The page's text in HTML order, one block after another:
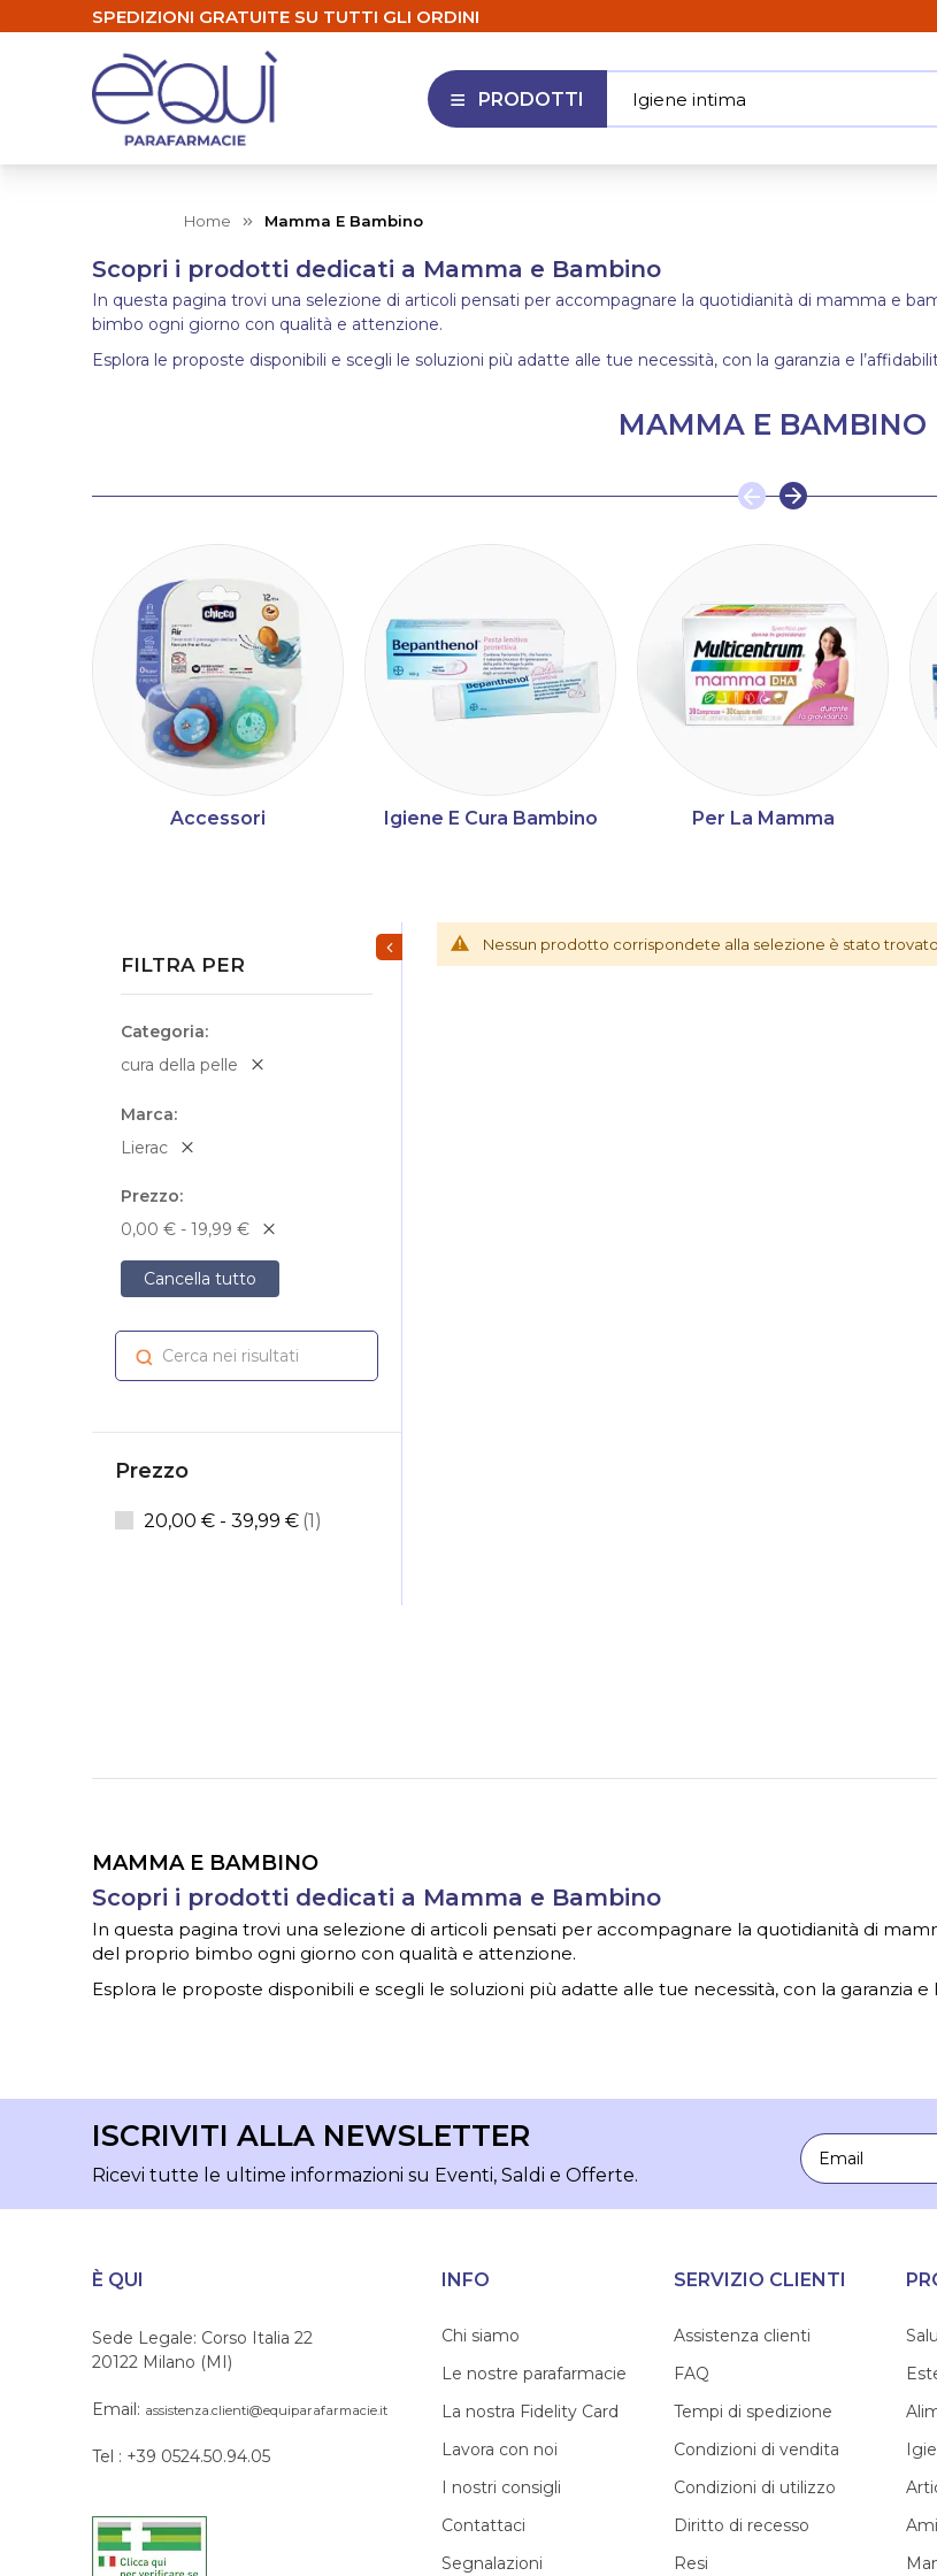
SPEDIZIONI GRATUITE SU TUTTI GLI ORDINI
APRI MENU
PRODOTTI Igiene intima
Home Mamma E Bambino
Scopri i prodotti dedicati a Mamma e Bambino
In questa pagina trovi una selezione di articoli pensati per accompagnare la quotidianità di mamma e
bimbo ogni giorno con qualità e attenzione.
Esplora le proposte disponibili e scegli le soluzioni più adatte alle tue necessità, con la garanzia e
MAMMA E BAMBINO
Accessori Igiene E Cura Bambino Per La Mamma
Nessun prodotto corrispondete alla selezione è stato trovato.
FILTRA PER
Categoria
cura della pelle
Marca
Lierac
Prezzo
0,00 € - 19,99 €
Cancella tutto
Cerca nei risultati Cerca
Prezzo
20,00 € - 39,99 € 1elemento
Mostra/Nascondi filtri
MAMMA E BAMBINO
Scopri i prodotti dedicati a Mamma e Bambino
In questa pagina trovi una selezione di articoli pensati per accompagnare la quotidianità di
del proprio bimbo ogni giorno con qualità e attenzione.
Esplora le proposte disponibili e scegli le soluzioni più adatte alle tue necessità, con la garanzia e
ISCRIVITI ALLA NEWSLETTER
Ricevi tutte le ultime informazioni su Eventi, Saldi e Offerte.
Email
È QUI
Sede Legale: Corso Italia 22
20122 Milano (MI)
Email: assistenza.clienti@equiparafarmacie.it
Tel : +39 0524.50.94.05
INFO
Chi siamo
Le nostre parafarmacie
La nostra Fidelity Card
Lavora con noi
I nostri consigli
Contattaci
Segnalazioni
SERVIZIO CLIENTI
Assistenza clienti
FAQ
Tempi di spedizione
Condizioni di vendita
Condizioni di utilizzo
Diritto di recesso
Resi